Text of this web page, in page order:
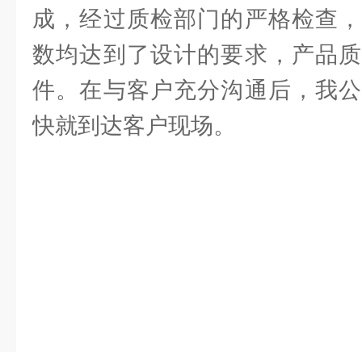
成，经过质检部门的严格检查
数均达到了设计的要求，产品
件。在与客户充分沟通后，我
快就到达客户现场。